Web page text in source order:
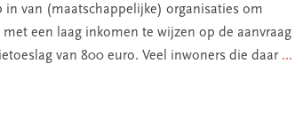
in van (maatschappelijke) organisaties om
een laag inkomen te wijzen op de aanvraag
van 800 euro. Veel inwoners die daar ...